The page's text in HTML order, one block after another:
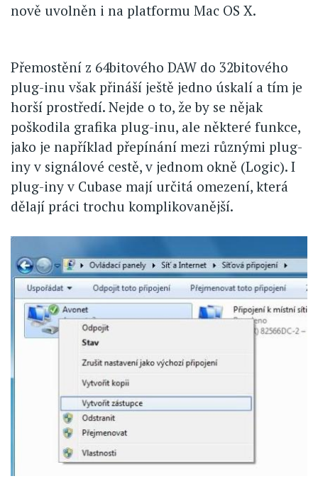
nově uvolněn i na platformu Mac OS X.
Přemostění z 64bitového DAW do 32bitového
plug-inu však přináší ještě jedno úskalí a tím je
horší prostředí. Nejde o to, že by se nějak
poškodila grafika plug-inu, ale některé funkce,
jako je například přepínání mezi různými plug-
iny v signálové cestě, v jednom okně (Logic). I
plug-iny v Cubase mají určitá omezení, která
dělají práci trochu komplikovanější.